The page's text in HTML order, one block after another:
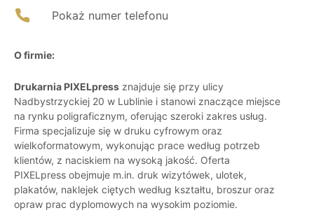
Pokaż numer telefonu
O firmie:
Drukarnia PIXELpress znajduje się przy ulicy
Nadbystrzyckiej 20 w Lublinie i stanowi znaczące miejsce
na rynku poligraficznym, oferując szeroki zakres usług.
Firma specjalizuje się w druku cyfrowym oraz
wielkoformatowym, wykonując prace według potrzeb
klientów, z naciskiem na wysoką jakość. Oferta
PIXELpress obejmuje m.in. druk wizytówek, ulotek,
plakatów, naklejek ciętych według kształtu, broszur oraz
opraw prac dyplomowych na wysokim poziomie.